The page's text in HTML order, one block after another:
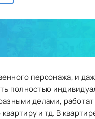
персонажа, и
полностью
делами,
и тд. В